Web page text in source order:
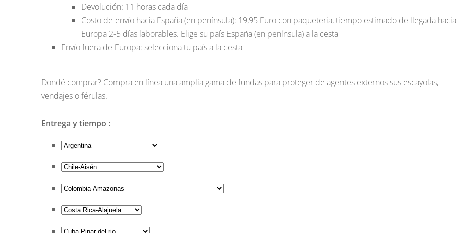
Devolución: 11 horas cada día
Costo de envío hacia España (en península): 19,95 Euro con paqueteria, tiempo estimado de llegada hacia
Europa 2-5 días laborables. Elige su país España (en península) a la cesta
Envío fuera de Europa: selecciona tu país a la cesta
Dondé comprar? Compra en línea una amplia gama de fundas para proteger de agentes externos sus escayolas,
vendajes o férulas.
Entrega y tiempo :